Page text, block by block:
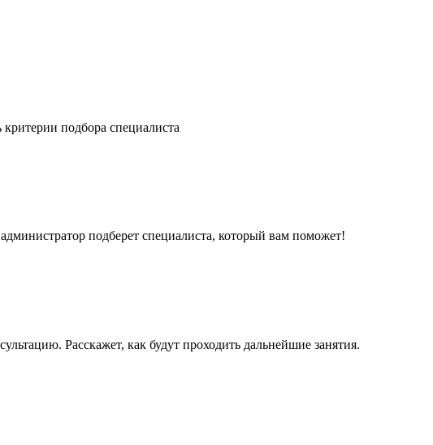
подбора специалиста
подберет специалиста, который вам поможет!
Расскажет, как будут проходить дальнейшие занятия.